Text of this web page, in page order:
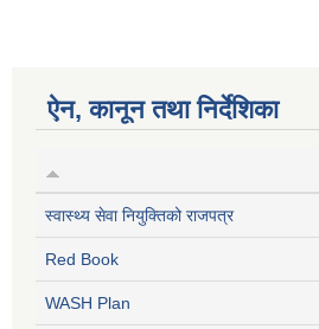
ऐन, कानून तथा निर्देशिका
स्वास्थ्य सेवा नियुक्तिको राजपत्र
Red Book
WASH Plan